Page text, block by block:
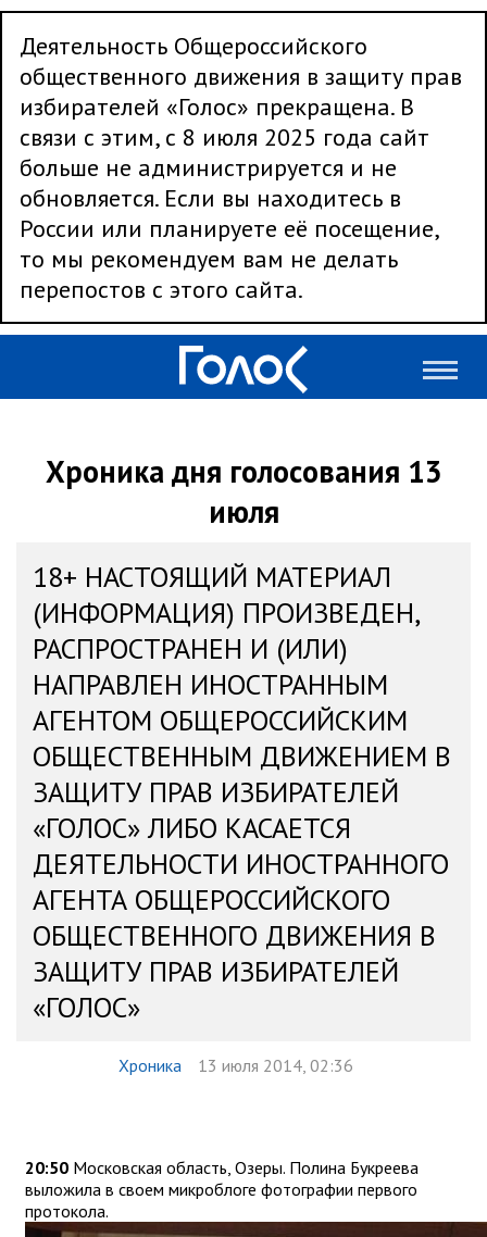
Деятельность Общероссийского
общественного движения в защиту прав
избирателей «Голос» прекращена. В
связи с этим, с 8 июля 2025 года сайт
больше не администрируется и не
обновляется. Если вы находитесь в
России или планируете её посещение,
то мы рекомендуем вам не делать
перепостов с этого сайта.
Хроника дня голосования 13
июля
18+ НАСТОЯЩИЙ МАТЕРИАЛ
(ИНФОРМАЦИЯ) ПРОИЗВЕДЕН,
РАСПРОСТРАНЕН И (ИЛИ)
НАПРАВЛЕН ИНОСТРАННЫМ
АГЕНТОМ ОБЩЕРОССИЙСКИМ
ОБЩЕСТВЕННЫМ ДВИЖЕНИЕМ В
ЗАЩИТУ ПРАВ ИЗБИРАТЕЛЕЙ
«ГОЛОС» ЛИБО КАСАЕТСЯ
ДЕЯТЕЛЬНОСТИ ИНОСТРАННОГО
АГЕНТА ОБЩЕРОССИЙСКОГО
ОБЩЕСТВЕННОГО ДВИЖЕНИЯ В
ЗАЩИТУ ПРАВ ИЗБИРАТЕЛЕЙ
«ГОЛОС»
Хроника 13 июля 2014, 02:36
20:50 Московская область, Озеры. Полина Букреева
выложила в своем микроблоге фотографии первого
протокола.